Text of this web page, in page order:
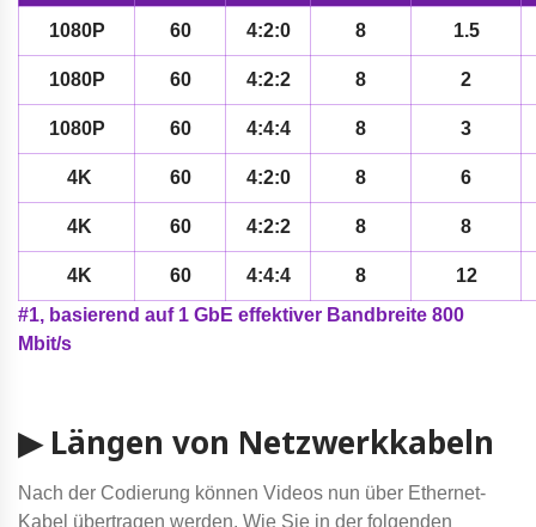
1080P 60 4:2:0 8 1.5
1080P 60 4:2:2 8 2
1080P 60 4:4:4 8 3
4K 60 4:2:0 8 6
4K 60 4:2:2 8 8
4K 60 4:4:4 8
12
#1, basierend auf 1 GbE effektiver Bandbreite 800
Mbit/s
▶ Längen von Netzwerkkabeln
Nach der Codierung können Videos nun über Ethernet-
Kabel übertragen werden. Wie Sie in der folgenden